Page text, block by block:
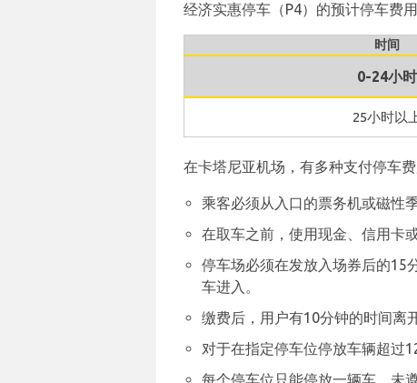
经济实惠停车（P4）的预计停车费用
时间
0-24小时
25小时以
在卡塔尼亚机场，有多种支付停车
乘客必须从入口的票务机或磁性
在取车之前，使用现金、信用卡
停车场必须在发放入场券后的15
车进入。
缴费后，用户有10分钟的时间离
对于在指定停车位停放车辆超过
每个停车位只能停放一辆车。未